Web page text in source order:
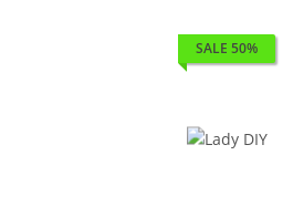
SALE 50%